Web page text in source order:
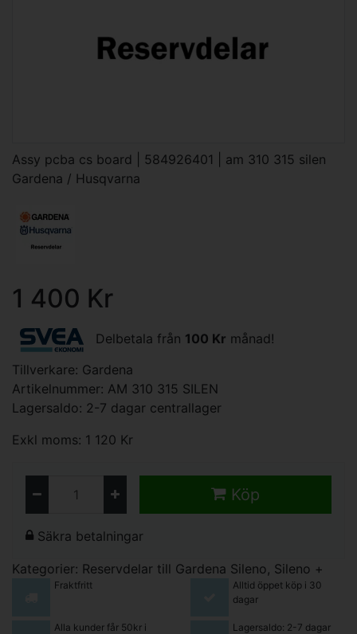
Assy pcba cs board | 584926401 | am 310 315 silen
Gardena / Husqvarna
1 400 Kr
Delbetala från 100 Kr månad!
Tillverkare: Gardena
Artikelnummer: AM 310 315 SILEN
Lagersaldo: 2-7 dagar centrallager
Exkl moms: 1 120 Kr
Köp
Säkra betalningar
Kategorier: Reservdelar till Gardena Sileno, Sileno +
Fraktfritt
Alltid öppet köp i 30
dagar
Alla kunder får 50kr i
Lagersaldo: 2-7 dagar